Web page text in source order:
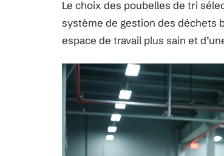
Le choix des poubelles de tri
système de gestion des déchets
espace de travail plus sain et